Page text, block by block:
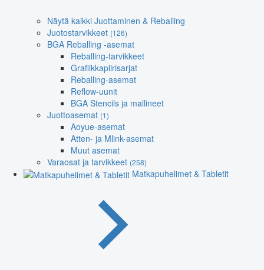
Näytä kaikki Juottaminen & Reballing
Juotostarvikkeet (126)
BGA Reballing -asemat
Reballing-tarvikkeet
Grafiikkapiirisarjat
Reballing-asemat
Reflow-uunit
BGA Stencils ja mallineet
Juottoasemat (1)
Aoyue-asemat
Atten- ja Mlink-asemat
Muut asemat
Varaosat ja tarvikkeet (258)
Matkapuhelimet & Tabletit